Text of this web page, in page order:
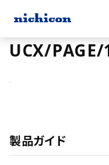
UCX/PAGE/
製品ガイド